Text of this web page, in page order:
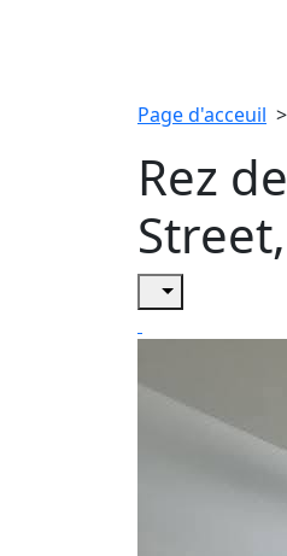
Page d'acceuil >
Rez